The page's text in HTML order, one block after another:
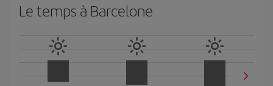
Le temps à Barcelone